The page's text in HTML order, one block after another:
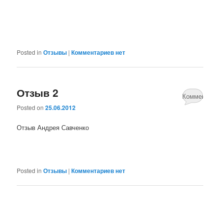
Posted in Отзывы |Комментариев нет
Отзыв 2
Posted on25.06.2012
Отзыв Андрея Савченко
Posted in Отзывы |Комментариев нет